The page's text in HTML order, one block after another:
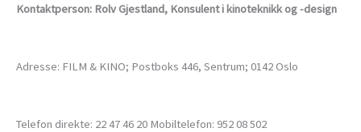
Kontaktperson: Rolv Gjestland, Konsulent i kinoteknikk og -design
Adresse: FILM & KINO; Postboks 446, Sentrum; 0142 Oslo
Telefon direkte: 22 47 46 20 Mobiltelefon: 952 08 502